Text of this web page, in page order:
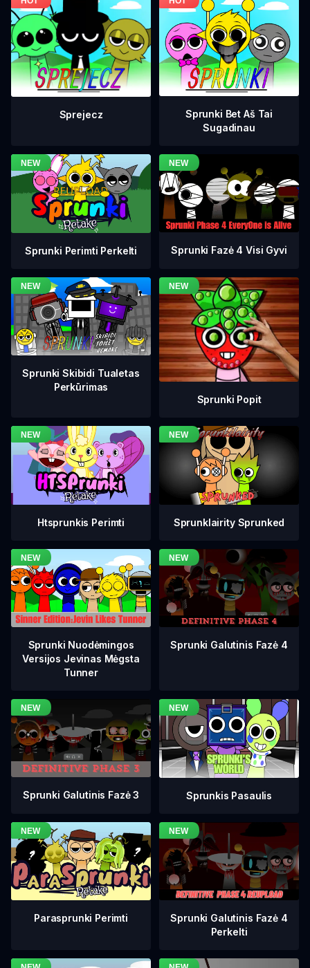
Sprejecz
Sprunki Bet Aš Tai
Sugadinau
Sprunki Perimti Perkelti Sprunki Fazė 4 Visi Gyvi
Sprunki Skibidi Tualetas
Perkūrimas
Sprunki Popit
Htsprunkis Perimti Sprunklairity Sprunked
Sprunki Nuodėmingos
Versijos Jevinas Mėgsta
Tunner
Sprunki Galutinis Fazė 4
Sprunki Galutinis Fazė 3 Sprunkis Pasaulis
Parasprunki Perimti
Sprunki Galutinis Fazė 4
Perkelti